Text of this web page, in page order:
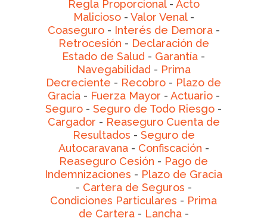
Regla Proporcional- Acto
Malicioso- Valor Venal-
Coaseguro- Interés de Demora-
Retrocesión - Declaración de
Estado de Salud - Garantía -
Navegabilidad - Prima
Decreciente - Recobro - Plazo de
Gracia- Fuerza Mayor - Actuario-
Seguro - Seguro de Todo Riesgo -
Cargador - Reaseguro Cuenta de
Resultados - Seguro de
Autocaravana- Confiscación -
Reaseguro Cesión - Pago de
Indemnizaciones - Plazo de Gracia
- Cartera de Seguros -
Condiciones Particulares - Prima
de Cartera- Lancha-